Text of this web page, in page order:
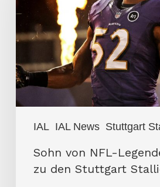
IAL IAL News Stuttgart
Legende
wechselt
zu
den
Stuttgart
Sohn von NFL-
zu den Stuttgart